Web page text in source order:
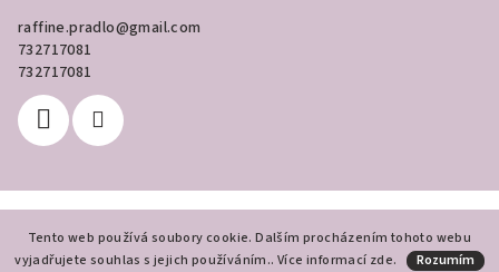
Tento web používá soubory cookie. Dalším procházením tohoto webu
vyjadřujete souhlas s jejich používáním.. Více informací zde. Rozumím
raffine.pradlo@gmail.com
732717081
732717081
Vytvořil Shoptet